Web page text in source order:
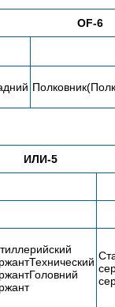
OF-6
ИЛИ-5